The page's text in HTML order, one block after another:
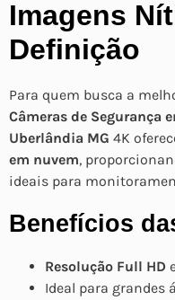
Imagens
Definição
Para quem busca a
Câmeras de Segurança
Uberlândia MG 4K
em nuvem,
ideais para
Benefícios
Resolução Full HD
Ideal para grandes